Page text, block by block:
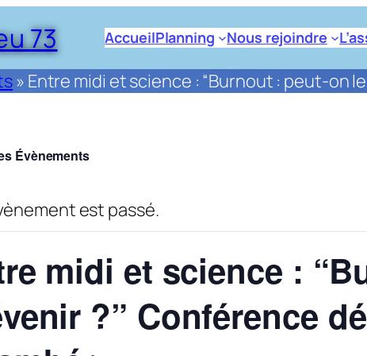
73 AccueilPlanning Nous rejoindre
» Entre midi et science : “Burnout : peut-on
Évènements
est passé.
midi et science :
?” Conférence